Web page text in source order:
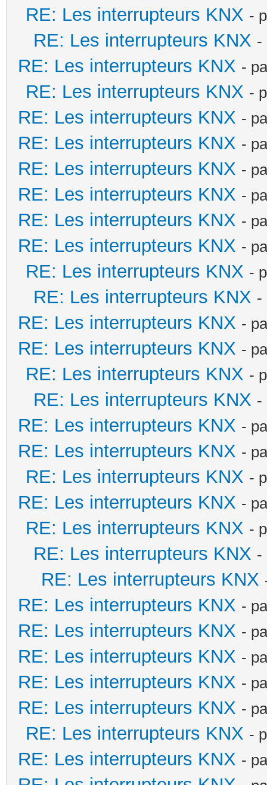
RE: Les interrupteurs KNX -
RE: Les interrupteurs KNX -
RE: Les interrupteurs KNX -
RE: Les interrupteurs KNX -
RE: Les interrupteurs KNX -
RE: Les interrupteurs KNX -
RE: Les interrupteurs KNX -
RE: Les interrupteurs KNX -
RE: Les interrupteurs KNX -
RE: Les interrupteurs KNX -
RE: Les interrupteurs KNX -
RE: Les interrupteurs KNX -
RE: Les interrupteurs KNX -
RE: Les interrupteurs KNX -
RE: Les interrupteurs KNX -
RE: Les interrupteurs KNX -
RE: Les interrupteurs KNX -
RE: Les interrupteurs KNX -
RE: Les interrupteurs KNX -
RE: Les interrupteurs KNX -
RE: Les interrupteurs KNX -
RE: Les interrupteurs KNX -
RE: Les interrupteurs KNX
RE: Les interrupteurs KNX -
RE: Les interrupteurs KNX -
RE: Les interrupteurs KNX -
RE: Les interrupteurs KNX -
RE: Les interrupteurs KNX -
RE: Les interrupteurs KNX -
RE: Les interrupteurs KNX -